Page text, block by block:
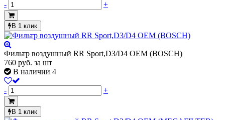
- +
В 1 клик
Фильтр воздушный RR Sport,D3/D4 OEM (BOSCH)
760 руб. за шт
В наличии 4
- +
В 1 клик